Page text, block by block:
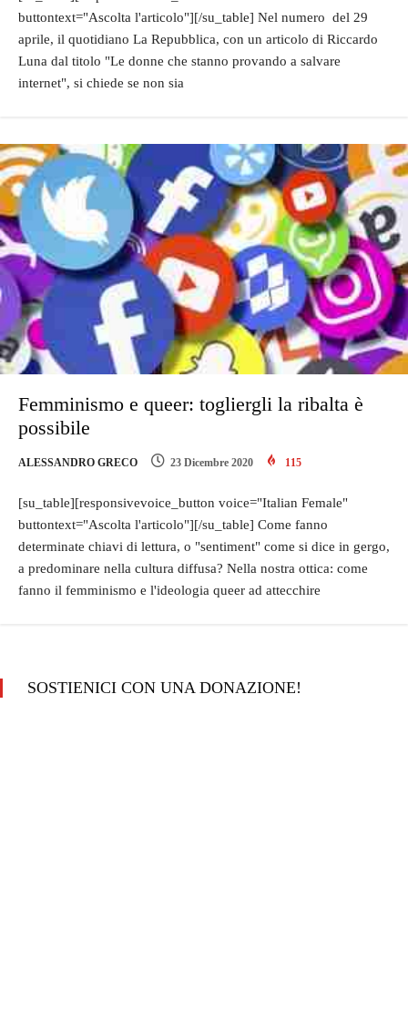
buttontext="Ascolta l'articolo"][/su_table] Nel numero del 29
aprile, il quotidiano La Repubblica, con un articolo di Riccardo
Luna dal titolo "Le donne che stanno provando a salvare
internet", si chiede se non sia
Femminismo e queer: togliergli la ribalta è
possibile
ALESSANDRO GRECO 23 Dicembre 2020 115
[su_table][responsivevoice_button voice="Italian Female"
buttontext="Ascolta l'articolo"][/su_table] Come fanno
determinate chiavi di lettura, o "sentiment" come si dice in gergo,
a predominare nella cultura diffusa? Nella nostra ottica: come
fanno il femminismo e l'ideologia queer ad attecchire
SOSTIENICI CON UNA DONAZIONE!